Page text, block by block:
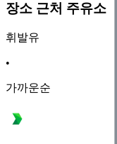
장소 근처 주유소
휘발유
•
가까운순